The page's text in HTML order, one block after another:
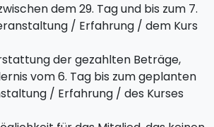
dem 29. Tag und bis zum 7.
/ Erfahrung / dem Kurs
der gezahlten Beträge,
vom 6. Tag bis zum geplanten
/ Erfahrung / des Kurses